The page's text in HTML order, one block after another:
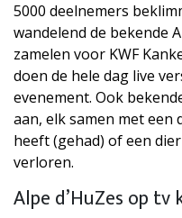
5000 deelnemers
wandelend de bekende
zamelen voor KWF
doen de hele dag live
evenement. Ook
aan, elk samen met een
heeft (gehad) of een
verloren.
Alpe d’HuZes op tv